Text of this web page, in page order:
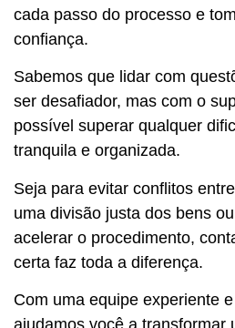
cada passo do processo e
confiança.
Sabemos que lidar com
ser desafiador, mas com o
possível superar qualquer
tranquila e organizada.
Seja para evitar conflitos
uma divisão justa dos bens
acelerar o procedimento,
certa faz toda a diferença.
Com uma equipe experiente
ajudamos você a transformar